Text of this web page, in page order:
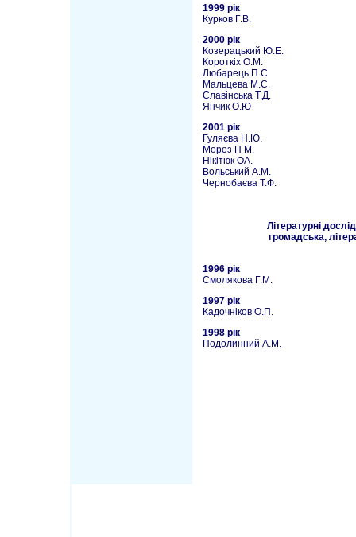
1999 рік
Курков Г.В.
2000 рік
Козерацький Ю.Е.
Короткіх О.М.
Любарець П.С
Мальцева М.С.
Славінська Т.Д.
Янчик О.Ю
2001 рік
Гуляєва Н.Ю.
Мороз П М.
Нікітюк ОА.
Вольський А.М.
Чернобаєва Т.Ф.
Літературні
громадська,
1996 рік
Смолякова Г.М.
1997 рік
Кадочніков О.П.
1998 рік
Подолинний А.М.